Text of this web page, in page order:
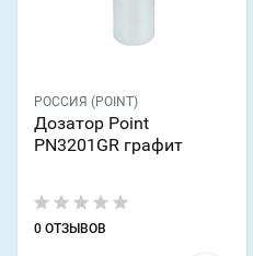
РОССИЯ (POINT)
Дозатор Point
PN3201GR графит
0 ОТЗЫВОВ